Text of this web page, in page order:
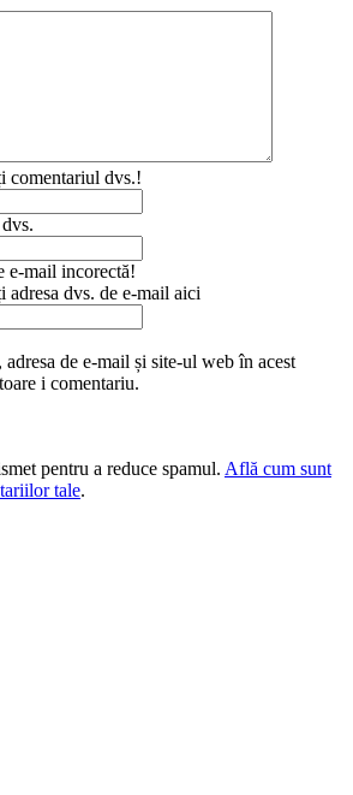
comentariul dvs.!
e-mail incorectă!
adresa dvs. de e-mail aici
de e-mail și site-ul web în acest
i comentariu.
pentru a reduce spamul. Află cum sunt
tale.